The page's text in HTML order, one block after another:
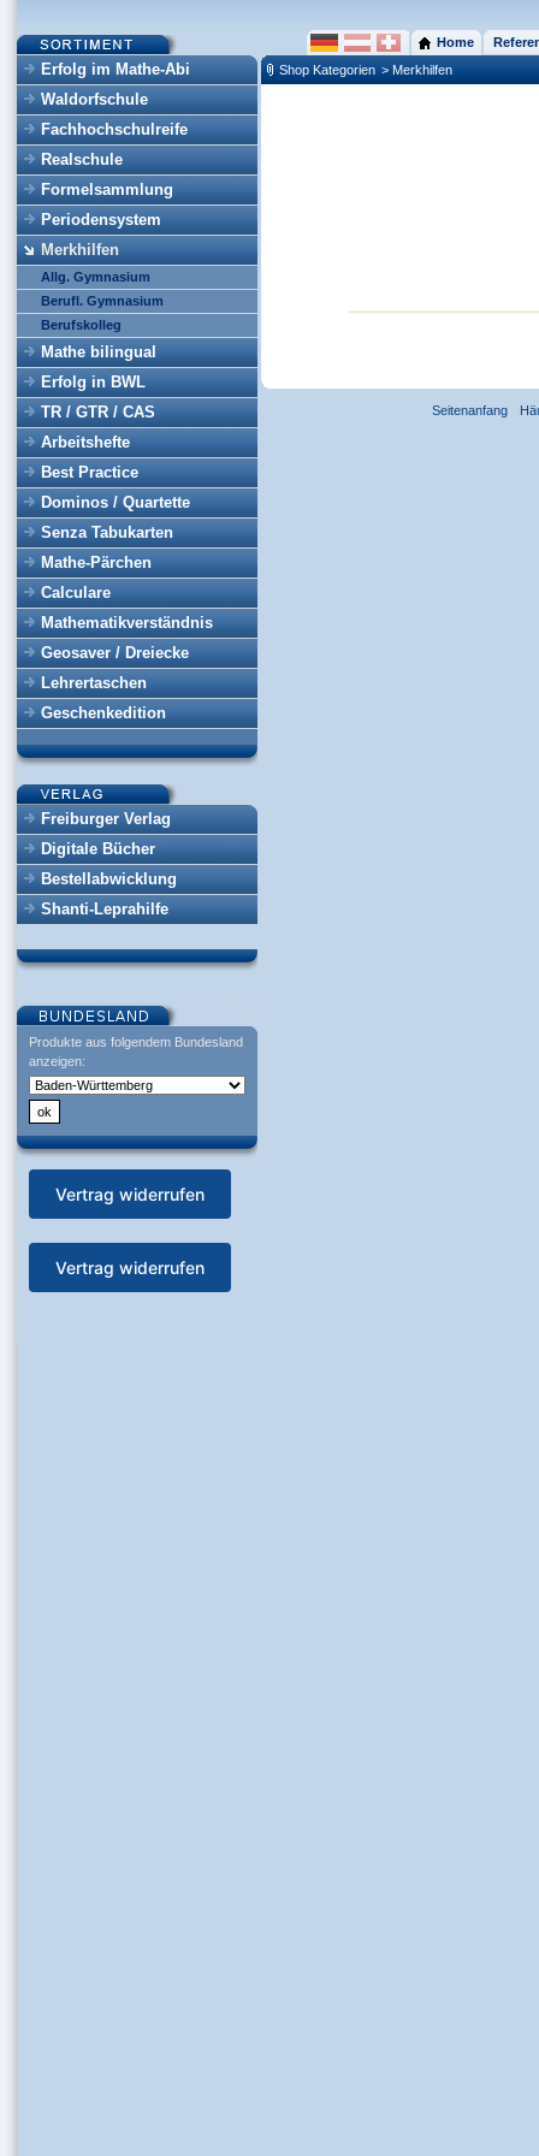
Erfolg im Mathe-Abi
Waldorfschule
Fachhochschulreife
Realschule
Formelsammlung
Periodensystem
Merkhilfen
Allg. Gymnasium
Berufl. Gymnasium
Berufskolleg
Mathe bilingual
Erfolg in BWL
TR / GTR / CAS
Arbeitshefte
Best Practice
Dominos / Quartette
Senza Tabukarten
Mathe-Pärchen
Calculare
Mathematikverständnis
Geosaver / Dreiecke
Lehrertaschen
Geschenkedition
Freiburger Verlag
Digitale Bücher
Bestellabwicklung
Shanti-Leprahilfe
Produkte aus folgendem Bundesland
anzeigen:
Vertrag widerrufen
Vertrag widerrufen
Home
Shop Kategorien > Merkhilfen
Seitenanfang